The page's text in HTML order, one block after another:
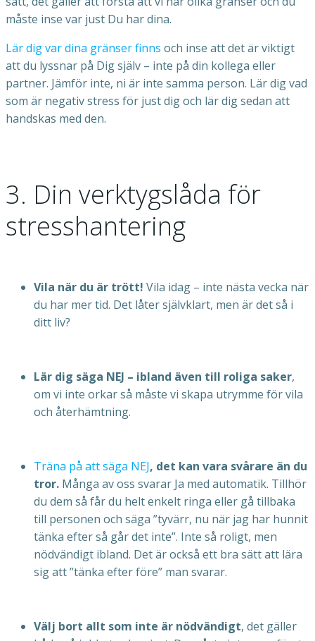
måste inse var just Du har dina.
Lär dig var dina gränser finns och inse att det är viktigt
att du lyssnar på Dig själv – inte på din kollega eller
partner. Jämför inte, ni är inte samma person. Lär dig vad
som är negativ stress för just dig och lär dig sedan att
handskas med den.
3. Din verktygslåda för
stresshantering
Vila när du är trött! Vila idag – inte nästa vecka när
du har mer tid. Det låter självklart, men är det så i
ditt liv?
Lär dig säga NEJ – ibland även till roliga saker,
om vi inte orkar så måste vi skapa utrymme för vila
och återhämtning.
Träna på att säga NEJ, det kan vara svårare än du
tror. Många av oss svarar Ja med automatik. Tillhör
du dem så får du helt enkelt ringa eller gå tillbaka
till personen och säga ”tyvärr, nu när jag har hunnit
tänka efter så går det inte”. Inte så roligt, men
nödvändigt ibland. Det är också ett bra sätt att lära
sig att ”tänka efter före” man svarar.
Välj bort allt som inte är nödvändigt, det gäller